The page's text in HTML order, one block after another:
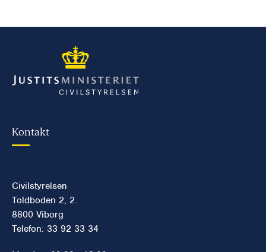
Kontakt
Civilstyrelsen
Toldboden 2, 2.
8800 Viborg
Telefon: 33 92 33 34